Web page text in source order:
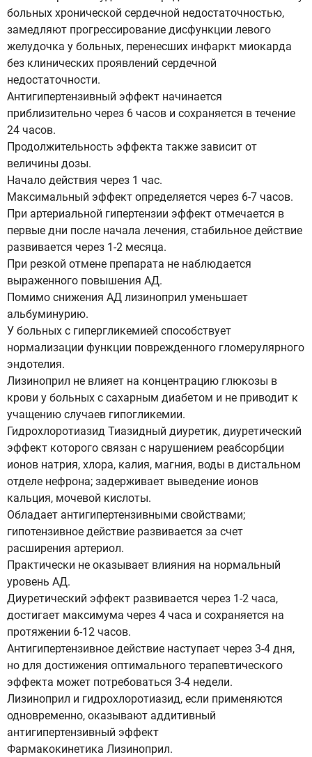
больных хронической сердечной недостаточностью,
замедляют прогрессирование дисфункции левого
желудочка у больных, перенесших инфаркт миокарда
без клинических проявлений сердечной
недостаточности.
Антигипертензивный эффект начинается
приблизительно через 6 часов и сохраняется в течение
24 часов.
Продолжительность эффекта также зависит от
величины дозы.
Начало действия через 1 час.
Максимальный эффект определяется через 6-7 часов.
При артериальной гипертензии эффект отмечается в
первые дни после начала лечения, стабильное действие
развивается через 1-2 месяца.
При резкой отмене препарата не наблюдается
выраженного повышения АД.
Помимо снижения АД лизиноприл уменьшает
альбуминурию.
У больных с гипергликемией способствует
нормализации функции поврежденного гломерулярного
эндотелия.
Лизиноприл не влияет на концентрацию глюкозы в
крови у больных с сахарным диабетом и не приводит к
учащению случаев гипогликемии.
Гидрохлоротиазид Тиазидный диуретик, диуретический
эффект которого связан с нарушением реабсорбции
ионов натрия, хлора, калия, магния, воды в дистальном
отделе нефрона; задерживает выведение ионов
кальция, мочевой кислоты.
Обладает антигипертензивными свойствами;
гипотензивное действие развивается за счет
расширения артериол.
Практически не оказывает влияния на нормальный
уровень АД.
Диуретический эффект развивается через 1-2 часа,
достигает максимума через 4 часа и сохраняется на
протяжении 6-12 часов.
Антигипертензивное действие наступает через 3-4 дня,
но для достижения оптимального терапевтического
эффекта может потребоваться 3-4 недели.
Лизиноприл и гидрохлоротиазид, если применяются
одновременно, оказывают аддитивный
антигипертензивный эффект
Фармакокинетика Лизиноприл.